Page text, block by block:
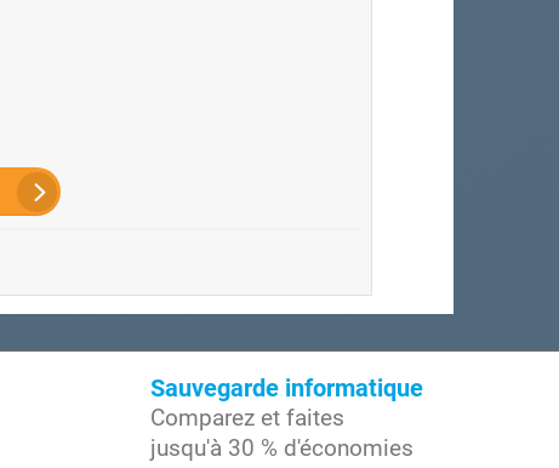
Sauvegarde informatique
Comparez et faites
jusqu'à 30 % d'économies